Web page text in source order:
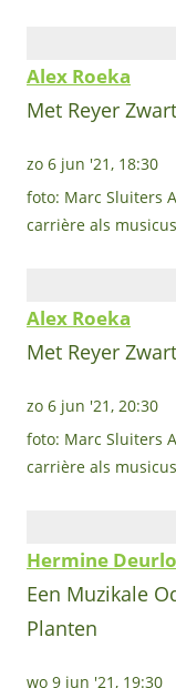
Alex Roeka
Met Reyer
zo 6 jun '21, 18:30
foto: Marc Sluiters
carrière als
Alex Roeka
Met Reyer
zo 6 jun '21, 20:30
foto: Marc Sluiters
carrière als
Hermine
Een Muzikale
Planten
wo 9 jun '21, 19:30